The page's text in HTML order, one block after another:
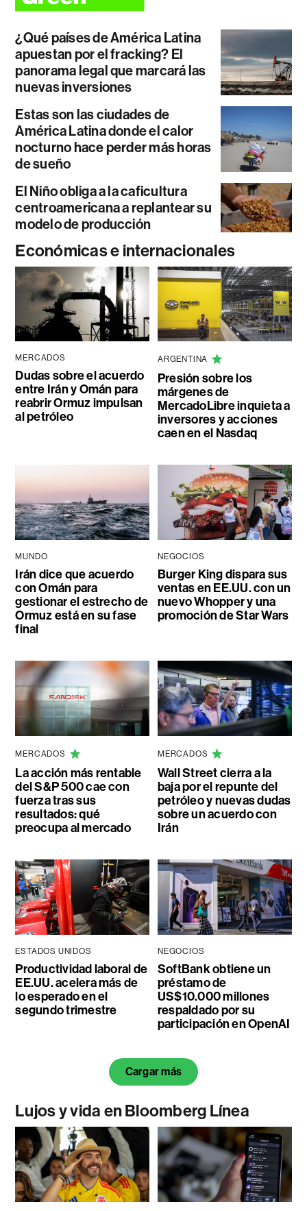
¿Qué países de América Latina
apuestan por el fracking? El
panorama legal que marcará las
nuevas inversiones
Estas son las ciudades de
América Latina donde el calor
nocturno hace perder más horas
de sueño
El Niño obliga a la caficultura
centroamericana a replantear su
modelo de producción
Económicas e internacionales
MERCADOS
Dudas sobre el acuerdo
entre Irán y Omán para
reabrir Ormuz impulsan
al petróleo
ARGENTINA
Presión sobre los
márgenes de
MercadoLibre inquieta a
inversores y acciones
caen en el Nasdaq
MUNDO
Irán dice que acuerdo
con Omán para
gestionar el estrecho de
Ormuz está en su fase
final
NEGOCIOS
Burger King dispara sus
ventas en EE.UU. con un
nuevo Whopper y una
promoción de Star Wars
MERCADOS
La acción más rentable
del S&P 500 cae con
fuerza tras sus
resultados: qué
preocupa al mercado
MERCADOS
Wall Street cierra a la
baja por el repunte del
petróleo y nuevas dudas
sobre un acuerdo con
Irán
ESTADOS UNIDOS
Productividad laboral de
EE.UU. acelera más de
lo esperado en el
segundo trimestre
NEGOCIOS
SoftBank obtiene un
préstamo de
US$10.000 millones
respaldado por su
participación en OpenAI
Cargar más
Lujos y vida en Bloomberg Línea